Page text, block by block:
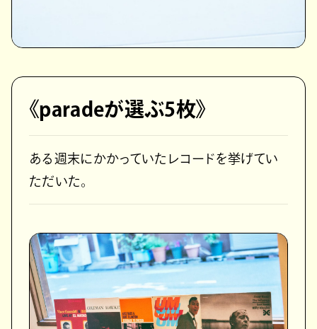
《paradeが選ぶ5枚》
ある週末にかかっていたレコードを挙げてい
ただいた。